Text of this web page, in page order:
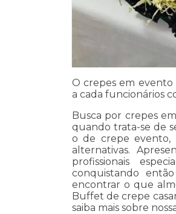
O crepes em evento
a cada funcionários
Busca por crepes
quando trata-se de
o de crepe evento,
alternativas.
profissionais
conquistando
encontrar o que
Buffet de crepe
saiba mais sobre